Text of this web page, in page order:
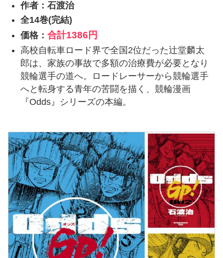
作者：石渡治
全14巻(完結)
価格： 合計1386円
高校自転車ロード界で全国2位だった辻堂麟太
郎は、家族の事故で多額の治療費が必要となり
競輪選手の道へ。ロードレーサーから競輪選手
へと転身する青年の苦闘を描く、競輪漫画
『Odds』シリーズの本編。